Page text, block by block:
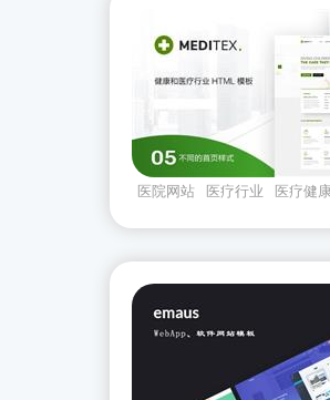
医院网站 医疗行业 医疗健康